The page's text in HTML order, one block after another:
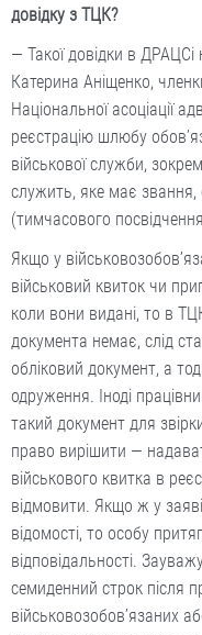
довідку з ТЦК?
— Такої довідки в
Катерина Аніщенко,
Національної асоціації
реєстрацію шлюбу
військової служби,
служить, яке має звання,
(тимчасового
Якщо у
військовий квиток чи
коли вони видані, то в
документа немає, слід
обліковий документ, а
одруження. Іноді
такий документ для
право вирішити —
військового квитка в
відмовити. Якщо ж у
відомості, то особу
відповідальності.
семиденний строк після
військовозобов’язаних